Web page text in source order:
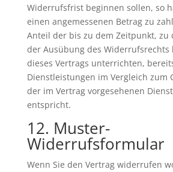
Widerrufsfrist beginnen sollen, so
einen angemessenen Betrag zu
Anteil der bis zu dem Zeitpunkt, zu
der Ausübung des Widerrufsrechts
dieses Vertrags unterrichten,
Dienstleistungen im Vergleich zum
der im Vertrag vorgesehenen
entspricht.
12. Muster-
Widerrufsformular
Wenn Sie den Vertrag widerrufen